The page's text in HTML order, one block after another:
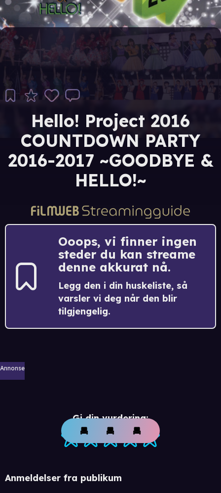
Hello! Project 2016
COUNTDOWN PARTY
2016-2017 ~GOODBYE &
HELLO!~
Ooops, vi finner ingen
steder du kan streame
denne akkurat nå.
Legg den i din huskeliste, så
varsler vi deg når den blir
tilgjengelig.
Annonse
Gi din vurdering:
Anmeldelser fra publikum